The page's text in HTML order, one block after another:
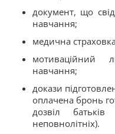
документ, що
навчання;
медична
мотиваційний
навчання;
докази
оплачена бронь
дозвіл
неповнолітніх).